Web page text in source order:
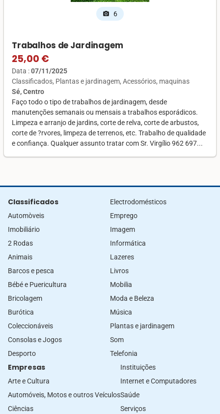
photo_camera 6
Trabalhos de Jardinagem
25,00 €
Data :07/11/2025
Classificados Plantas e jardinagem Acessórios, maquinas
Sé, Centro
Faço todo o tipo de trabalhos de jardinagem, desde
manutenções semanais ou mensais a trabalhos esporádicos.
Limpeza e arranjo de jardins, corte de relva, corte de arbustos,
corte de ?rvores, limpeza de terrenos, etc. Trabalho de qualidade
e confiança. Qualquer assunto tratar com Sr. Virgílio 962 697...
Classificados
Automòveis
Imobiliário
2 Rodas
Animais
Barcos e pesca
Bébé e Puericultura
Bricolagem
Burótica
Coleccionáveis
Consolas e Jogos
Desporto
Electrodomésticos
Emprego
Imagem
Informática
Lazeres
Livros
Mobilia
Moda e Beleza
Música
Plantas e jardinagem
Som
Telefonia
Empresas
Arte e Cultura
Automóveis, Motos e outros Veículos
Ciências
Instituições
Internet e Computadores
Saúde
Serviços